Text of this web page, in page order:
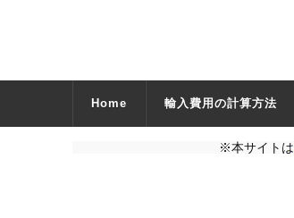
Home 輸入費用の計算方法
※本サイトは